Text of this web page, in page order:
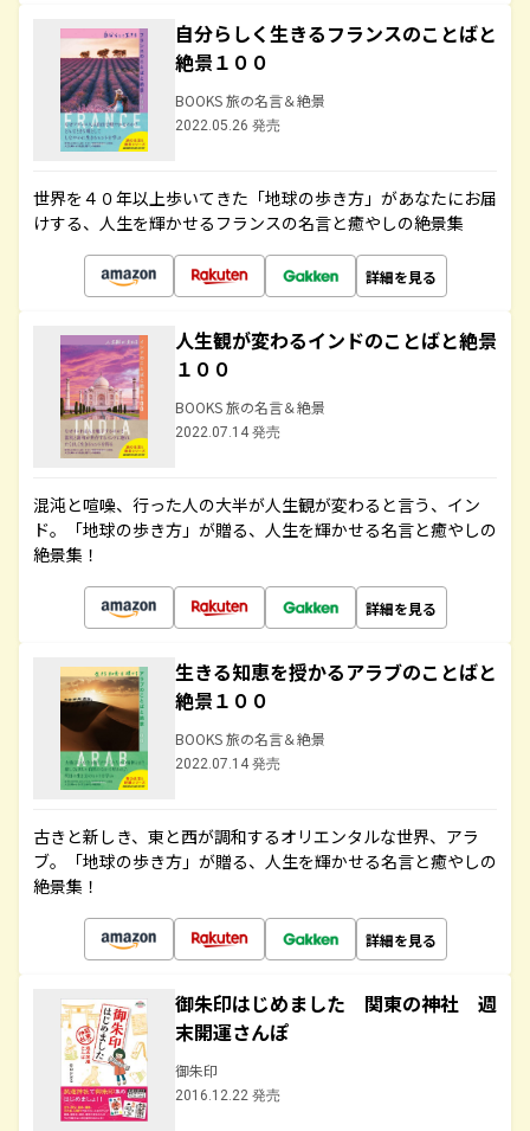
自分らしく生きるフランスのことばと
絶景１００
BOOKS 旅の名言＆絶景
2022.05.26 発売
世界を４０年以上歩いてきた「地球の歩き方」があなたにお届
けする、人生を輝かせるフランスの名言と癒やしの絶景集
詳細を見る
人生観が変わるインドのことばと絶景
１００
BOOKS 旅の名言＆絶景
2022.07.14 発売
混沌と喧噪、行った人の大半が人生観が変わると言う、イン
ド。「地球の歩き方」が贈る、人生を輝かせる名言と癒やしの
絶景集！
詳細を見る
生きる知恵を授かるアラブのことばと
絶景１００
BOOKS 旅の名言＆絶景
2022.07.14 発売
古きと新しき、東と西が調和するオリエンタルな世界、アラ
ブ。「地球の歩き方」が贈る、人生を輝かせる名言と癒やしの
絶景集！
詳細を見る
御朱印はじめました 関東の神社 週
末開運さんぽ
御朱印
2016.12.22 発売